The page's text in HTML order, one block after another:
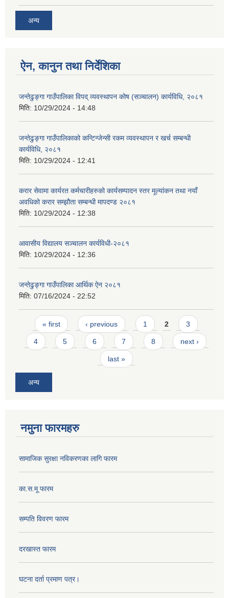
अन्य
ऐन, कानुन तथा निर्देशिका
जन्तेढुङ्गा गाउँपालिका विपद् व्यवस्थापन कोष (सञ्चालन) कार्यविधि, २०८१
मिति: 10/29/2024 - 14:48
जन्तेढुङ्गा गाउँपालिकाको कन्टिन्जेन्सी रकम व्यवस्थापन र खर्च सम्बन्धी
कार्यविधि, २०८१
मिति: 10/29/2024 - 12:41
करार सेवामा कार्यरत कर्मचारीहरुको कार्यसम्पादन स्तर मूल्यांकन तथा नयाँ
अवधिको करार सम्झौता सम्बन्धी मापदण्ड २०८१
मिति: 10/29/2024 - 12:38
आवासीय विद्यालय सञ्चालन कार्यविधी-२०८१
मिति: 10/29/2024 - 12:36
जन्तेढुङ्गा गाउँपालिका आर्थिक ऐन २०८१
मिति: 07/16/2024 - 22:52
Pages
« first ‹ previous 1 2 3
4 5 6 7 8 next ›
last »
अन्य
नमुना फारमहरु
सामाजिक सुरक्षा नविकरणका लागि फारम
का.स.मू फारम
सम्पति विवरण फारम
दरखास्त फारम
घटना दर्ता प्रमाण पत्र।